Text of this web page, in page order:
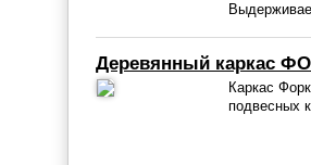
Деревянный каркас
Каркас
подвесных